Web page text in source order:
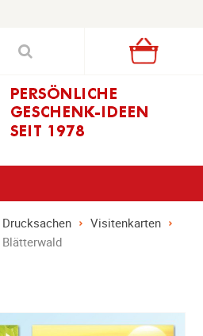
Visitenkarten